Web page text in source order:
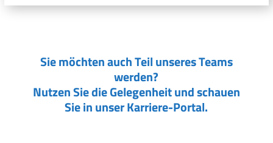
Sie möchten auch Teil unseres Teams
werden?
Nutzen Sie die Gelegenheit und schauen
Sie in unser Karriere-Portal.